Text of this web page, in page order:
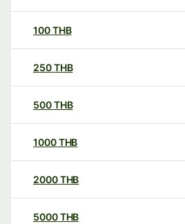
100THB
250THB
500THB
1000THB
2000THB
5000THB